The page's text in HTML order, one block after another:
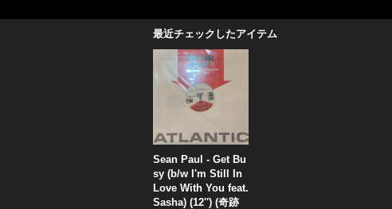
最近チェックしたアイテム
Sean Paul - Get Bu
sy (b/w I'm Still In
Love With You feat.
Sasha) (12'') (奇跡